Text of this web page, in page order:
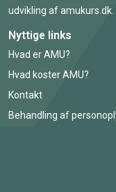
udvikling af amukurs.dk.
Nyttige links
Hvad er AMU?
Hvad koster AMU?
Kontakt
Behandling af